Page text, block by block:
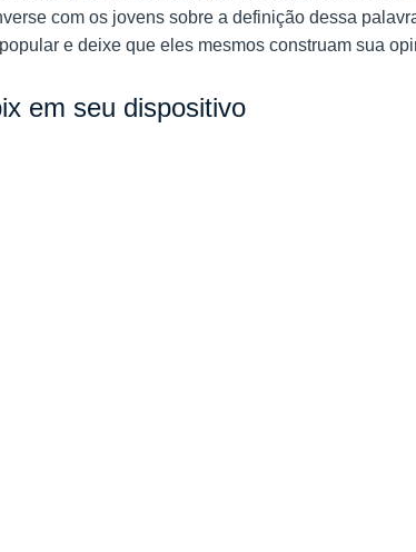
com os jovens sobre a definição dessa
e deixe que eles mesmos construam sua
em seu dispositivo